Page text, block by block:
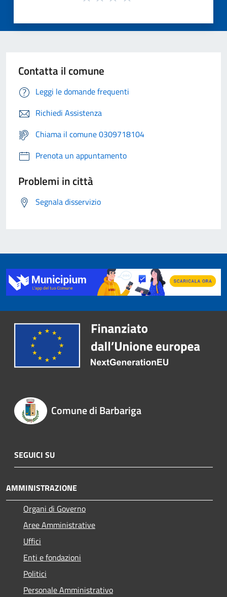
Contatta il comune
Leggi le domande frequenti
Richiedi Assistenza
Chiama il comune 0309718104
Prenota un appuntamento
Problemi in città
Segnala disservizio
Comune di Barbariga
SEGUICI SU
AMMINISTRAZIONE
Organi di Governo
Aree Amministrative
Uffici
Enti e fondazioni
Politici
Personale Amministrativo